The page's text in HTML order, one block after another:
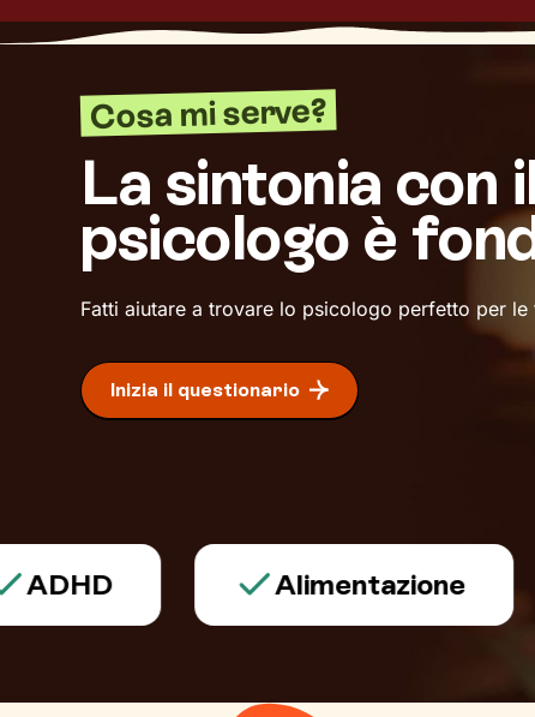
Cosa mi serve?
La sintonia con
psicologo è
Fatti aiutare a trovare lo psicologo perfetto per le
Inizia il questionario
Alimentazione